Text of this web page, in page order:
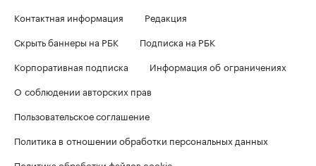
Контактная информация
Редакция
Скрыть баннеры на РБК
Подписка на РБК
Корпоративная подписка
Информация об ограничениях
О соблюдении авторских прав
Пользовательское соглашение
Политика в отношении обработки персональных данных